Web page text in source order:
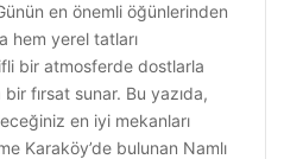
en önemli öğünlerinden
hem yerel tatları
bir atmosferde dostlarla
fırsat sunar. Bu yazıda,
en iyi mekanları
Karaköy’de bulunan Namlı